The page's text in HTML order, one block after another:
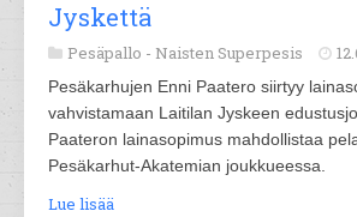
Jyskettä
Pesäpallo - Naisten Superpesis
Pesäkarhujen Enni Paatero siirtyy
vahvistamaan Laitilan Jyskeen
Paateron lainasopimus mahdollistaa
Pesäkarhut-Akatemian joukkueessa.
Lue lisää